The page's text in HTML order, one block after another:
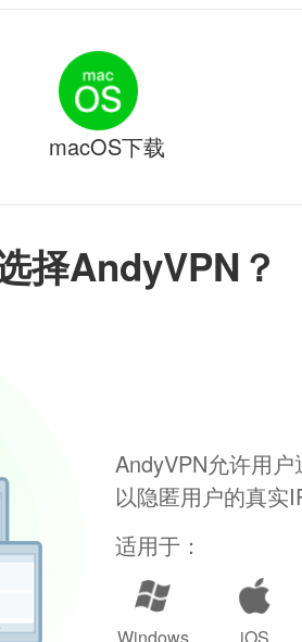
择AndyVPN？
AndyVPN允许用
以隐匿用户的真实
适用于：
macOS下载